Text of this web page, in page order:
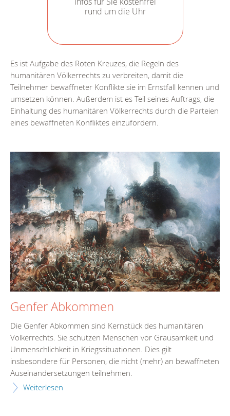
rund um die Uhr
Es ist Aufgabe des Roten Kreuzes, die Regeln des
humanitären Völkerrechts zu verbreiten, damit die
Teilnehmer bewaffneter Konflikte sie im Ernstfall kennen und
umsetzen können. Außerdem ist es Teil seines Auftrags, die
Einhaltung des humanitären Völkerrechts durch die Parteien
eines bewaffneten Konfliktes einzufordern.
Genfer Abkommen
Die Genfer Abkommen sind Kernstück des humanitären
Völkerrechts. Sie schützen Menschen vor Grausamkeit und
Unmenschlichkeit in Kriegssituationen. Dies gilt
insbesondere für Personen, die nicht (mehr) an bewaffneten
Auseinandersetzungen teilnehmen.
Weiterlesen